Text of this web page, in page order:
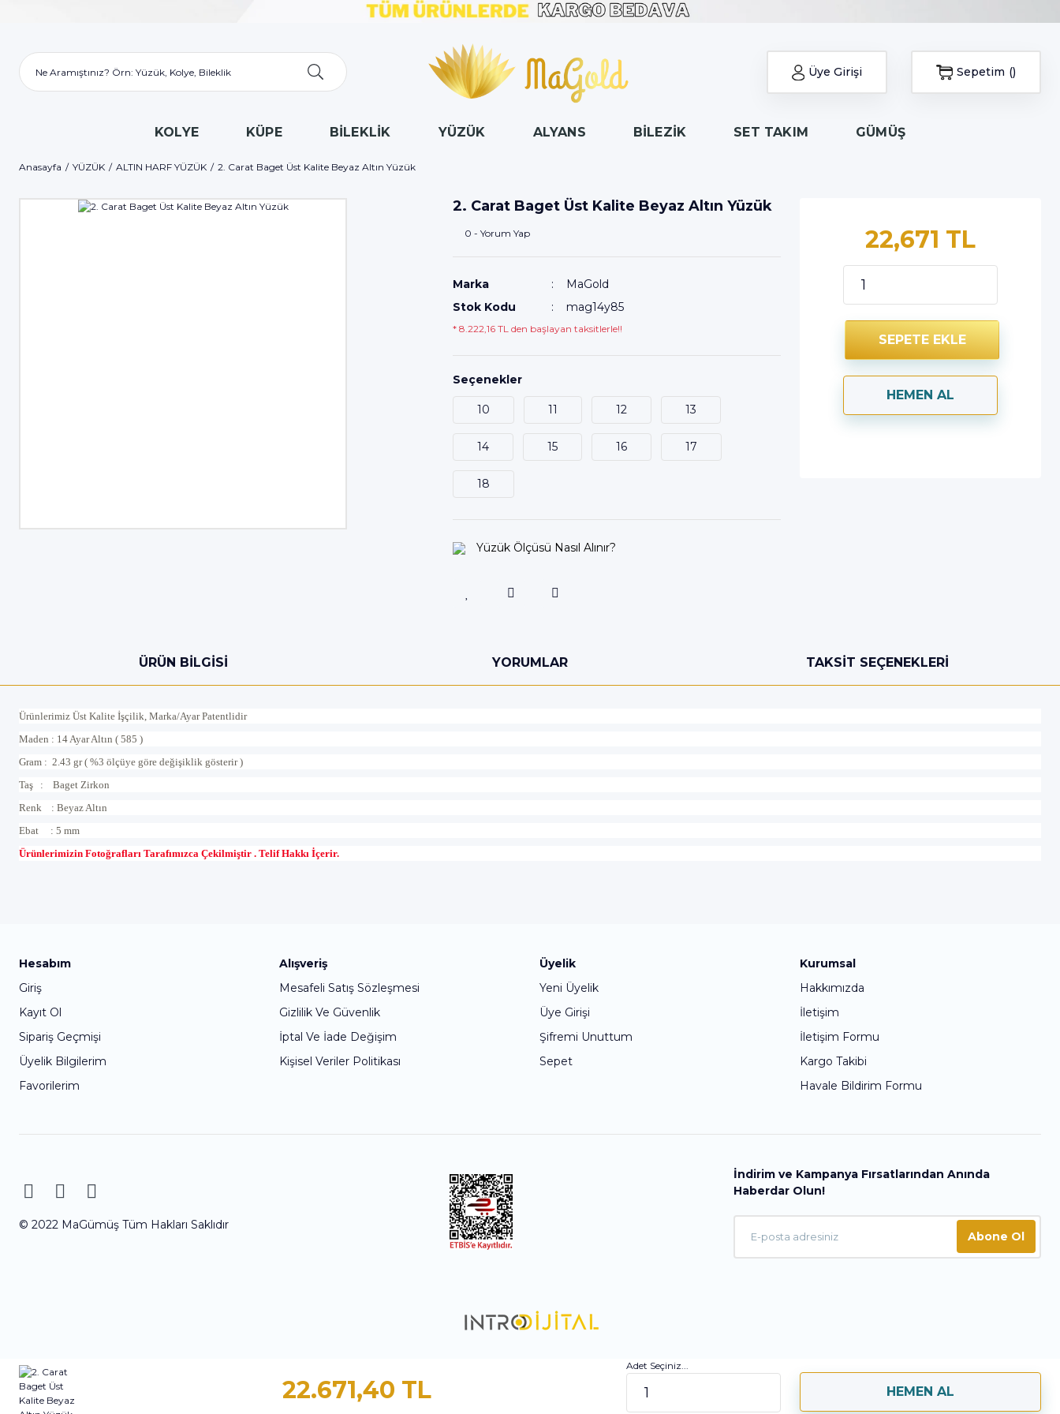
Üye Girişi Sepetim
KOLYE KÜPE BİLEKLİK YÜZÜK ALYANS BİLEZİK SET TAKIM GÜMÜŞ
Anasayfa YÜZÜK ALTIN HARF YÜZÜK 2. Carat Baget Üst Kalite Beyaz Altın Yüzük
2. Carat Baget Üst Kalite Beyaz Altın Yüzük
0 - Yorum Yap
Marka
MaGold
Stok Kodu
mag14y85
* 8.222,16 TL den başlayan taksitlerle!!
Seçenekler
10 11 12 13
14 15 16 17
18
Yüzük Ölçüsü Nasıl Alınır?
22,671 TL
SEPETE EKLE
HEMEN AL
ÜRÜN BILGISI YORUMLAR TAKSIT SEÇENEKLERI
Ürünlerimiz Üst Kalite İşçilik, Marka/Ayar Patentlidir
Maden : 14 Ayar Altın ( 585 )
Gram : 2.43 gr ( %3 ölçüye göre değişiklik gösterir )
Taş : Baget Zirkon
Renk : Beyaz Altın
Ebat : 5 mm
Ürünlerimizin Fotoğrafları Tarafımızca Çekilmiştir . Telif Hakkı İçerir.
Yorum Yaz
22.671,40 TL
Adet Seçiniz...
HEMEN AL
Hesabım
Giriş
Kayıt Ol
Sipariş Geçmişi
Üyelik Bilgilerim
Favorilerim
Alışveriş
Mesafeli Satış Sözleşmesi
Gizlilik Ve Güvenlik
İptal Ve İade Değişim
Kişisel Veriler Politikası
Üyelik
Yeni Üyelik
Üye Girişi
Şifremi Unuttum
Sepet
Kurumsal
Hakkımızda
İletişim
İletişim Formu
Kargo Takibi
Havale Bildirim Formu
© 2022 MaGümüş Tüm Hakları Saklıdır
İndirim ve Kampanya Fırsatlarından Anında
Haberdar Olun!
Abone Ol